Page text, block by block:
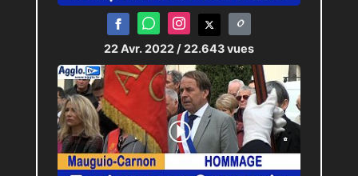
22 Avr. 2022 / 22.643 vues